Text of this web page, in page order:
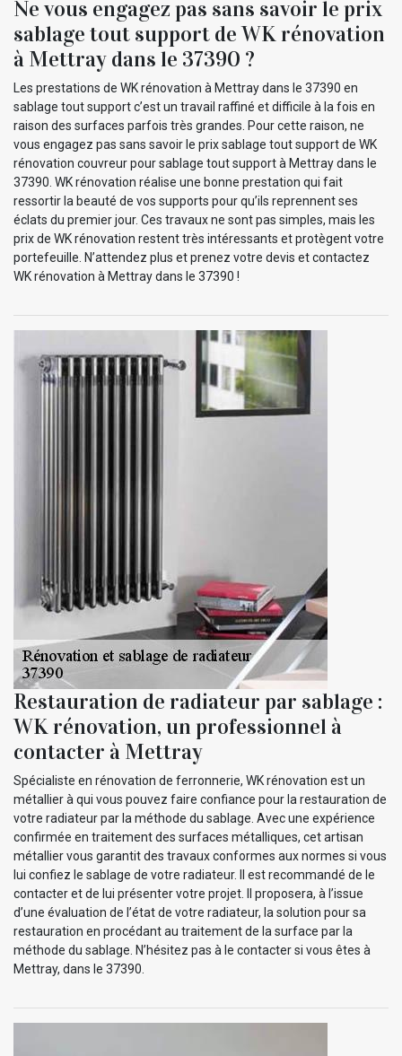
Ne vous engagez pas sans savoir le prix
sablage tout support de WK rénovation
à Mettray dans le 37390 ?
Les prestations de WK rénovation à Mettray dans le 37390 en
sablage tout support c’est un travail raffiné et difficile à la fois en
raison des surfaces parfois très grandes. Pour cette raison, ne
vous engagez pas sans savoir le prix sablage tout support de WK
rénovation couvreur pour sablage tout support à Mettray dans le
37390. WK rénovation réalise une bonne prestation qui fait
ressortir la beauté de vos supports pour qu’ils reprennent ses
éclats du premier jour. Ces travaux ne sont pas simples, mais les
prix de WK rénovation restent très intéressants et protègent votre
portefeuille. N’attendez plus et prenez votre devis et contactez
WK rénovation à Mettray dans le 37390 !
Restauration de radiateur par sablage :
WK rénovation, un professionnel à
contacter à Mettray
Spécialiste en rénovation de ferronnerie, WK rénovation est un
métallier à qui vous pouvez faire confiance pour la restauration de
votre radiateur par la méthode du sablage. Avec une expérience
confirmée en traitement des surfaces métalliques, cet artisan
métallier vous garantit des travaux conformes aux normes si vous
lui confiez le sablage de votre radiateur. Il est recommandé de le
contacter et de lui présenter votre projet. Il proposera, à l’issue
d’une évaluation de l’état de votre radiateur, la solution pour sa
restauration en procédant au traitement de la surface par la
méthode du sablage. N’hésitez pas à le contacter si vous êtes à
Mettray, dans le 37390.